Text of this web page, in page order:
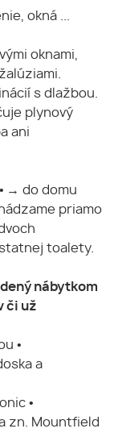
okná ...
oknami,
s dlažbou.
plynový
ani
→ do domu
priamo
toalety.
nábytkom
či už
•
a
•
zn. Mountfield